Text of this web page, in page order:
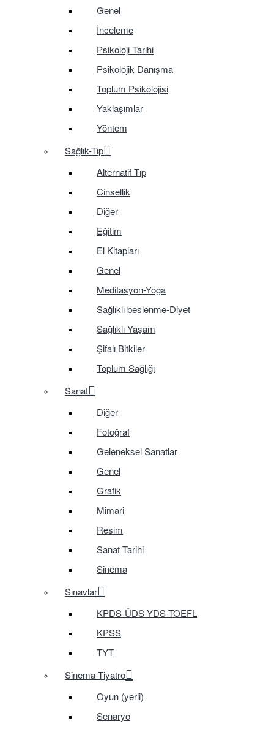
Genel
İnceleme
Psikoloji Tarihi
Psikolojik Danışma
Toplum Psikolojisi
Yaklaşımlar
Yöntem
Sağlık-Tıp
Alternatif Tıp
Cinsellik
Diğer
Eğitim
El Kitapları
Genel
Meditasyon-Yoga
Sağlıklı beslenme-Diyet
Sağlıklı Yaşam
Şifalı Bitkiler
Toplum Sağlığı
Sanat
Diğer
Fotoğraf
Geleneksel Sanatlar
Genel
Grafik
Mimari
Resim
Sanat Tarihi
Sinema
Sınavlar
KPDS-ÜDS-YDS-TOEFL
KPSS
TYT
Sinema-Tiyatro
Oyun (yerli)
Senaryo